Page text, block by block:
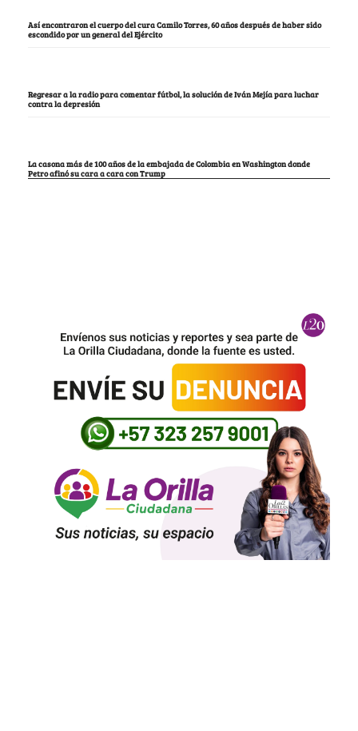
Así encontraron el cuerpo del cura Camilo Torres, 60 años después de haber sido
escondido por un general del Ejército
Regresar a la radio para comentar fútbol, la solución de Iván Mejía para luchar
contra la depresión
La casona más de 100 años de la embajada de Colombia en Washington donde
Petro afinó su cara a cara con Trump